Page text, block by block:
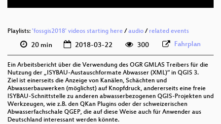
Playlists: 'fossgis2018' videos starting here /audio / related events
20 min 2018-03-22 300 Fahrplan
Ein Arbeitsbericht über die Verwendung des OGR GMLAS Treibers für die
Nutzung der „ISYBAU-Austauschformate Abwasser (XML)“ in QGIS 3.
Ziel ist einerseits die Anzeige von Kanälen, Schächten und
Abwasserbauwerken (möglichst) auf Knopfdruck, andererseits eine freie
ISYBAU-Schnittstelle zu anderen abwasserbezogenen QGIS-Projekten und
Werkzeugen, wie z.B. den QKan Plugins oder der schweizerischen
Abwasserfachschale QGEP, die auf diese Weise auch für Anwender aus
Deutschland interessant werden könnte.